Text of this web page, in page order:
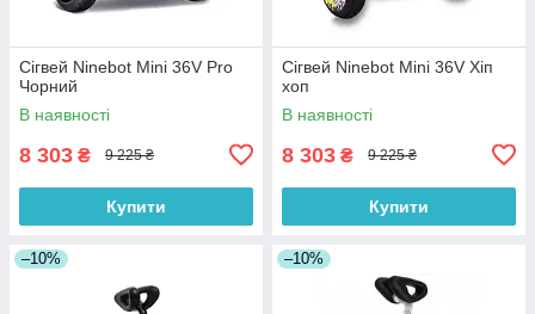
Сігвей Ninebot Mini 36V Pro
Чорний
В наявності
8 303 ₴ 9 225 ₴
Купити
Сігвей Ninebot Mini 36V Хіп
хоп
В наявності
8 303 ₴ 9 225 ₴
Купити
–10% –10%